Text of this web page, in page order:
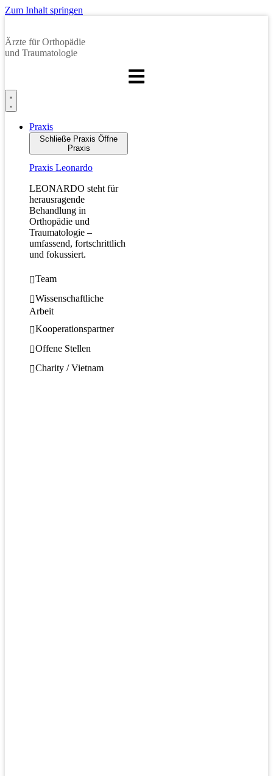
Zum Inhalt springen
Ärzte für Orthopädie
und Traumatologie
Praxis
Schließe Praxis Öffne
Praxis
Praxis Leonardo
LEONARDO steht für
herausragende
Behandlung in
Orthopädie und
Traumatologie –
umfassend, fortschrittlich
und fokussiert.
Team
Wissenschaftliche
Arbeit
Kooperationspartner
Offene Stellen
Charity / Vietnam